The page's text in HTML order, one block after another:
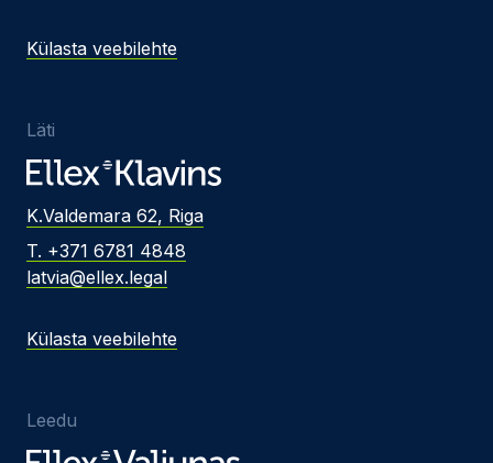
Külasta veebilehte
Läti
K.Valdemara 62, Riga
T. +371 6781 4848
latvia@ellex.legal
Külasta veebilehte
Leedu